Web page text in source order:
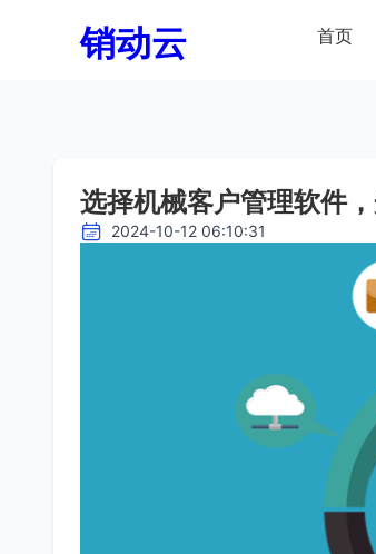
销动云 首页
选择机械客户管理软件
2024-10-12 06:10:31